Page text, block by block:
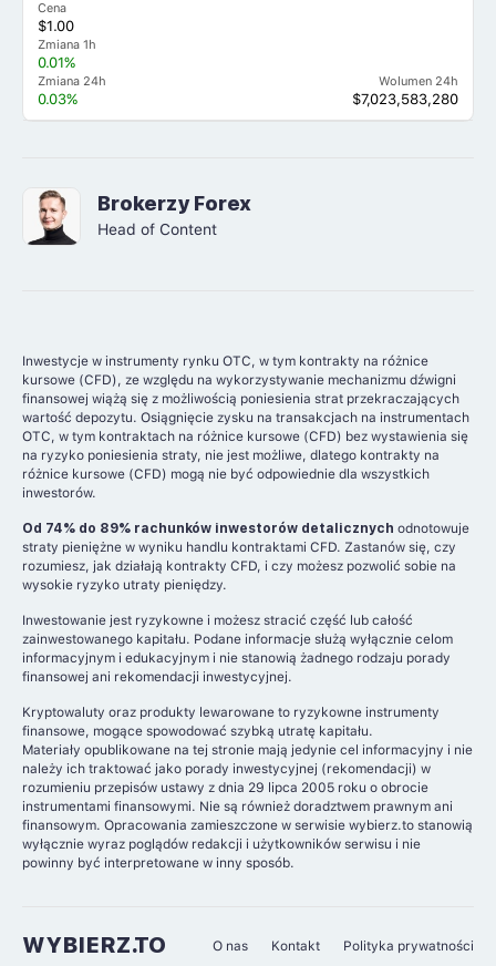
Cena
$1.00
Zmiana 1h
0.01%
Zmiana 24h
0.03%
Wolumen 24h
$7,023,583,280
Brokerzy Forex
Head of Content
Inwestycje w instrumenty rynku OTC, w tym kontrakty na różnice
kursowe (CFD), ze względu na wykorzystywanie mechanizmu dźwigni
finansowej wiążą się z możliwością poniesienia strat przekraczających
wartość depozytu. Osiągnięcie zysku na transakcjach na instrumentach
OTC, w tym kontraktach na różnice kursowe (CFD) bez wystawienia się
na ryzyko poniesienia straty, nie jest możliwe, dlatego kontrakty na
różnice kursowe (CFD) mogą nie być odpowiednie dla wszystkich
inwestorów.
Od 74% do 89% rachunków inwestorów detalicznych odnotowuje
straty pieniężne w wyniku handlu kontraktami CFD. Zastanów się, czy
rozumiesz, jak działają kontrakty CFD, i czy możesz pozwolić sobie na
wysokie ryzyko utraty pieniędzy.
Inwestowanie jest ryzykowne i możesz stracić część lub całość
zainwestowanego kapitału. Podane informacje służą wyłącznie celom
informacyjnym i edukacyjnym i nie stanowią żadnego rodzaju porady
finansowej ani rekomendacji inwestycyjnej.
Kryptowaluty oraz produkty lewarowane to ryzykowne instrumenty
finansowe, mogące spowodować szybką utratę kapitału.
Materiały opublikowane na tej stronie mają jedynie cel informacyjny i nie
należy ich traktować jako porady inwestycyjnej (rekomendacji) w
rozumieniu przepisów ustawy z dnia 29 lipca 2005 roku o obrocie
instrumentami finansowymi. Nie są również doradztwem prawnym ani
finansowym. Opracowania zamieszczone w serwisie wybierz.to stanowią
wyłącznie wyraz poglądów redakcji i użytkowników serwisu i nie
powinny być interpretowane w inny sposób.
WYBIERZ.TO O nas Kontakt Polityka prywatności